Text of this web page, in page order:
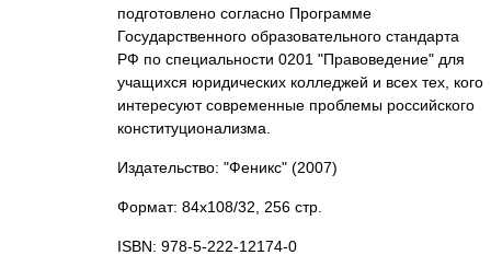
подготовлено согласно Программе
Государственного образовательного стандарта
РФ по специальности 0201 "Правоведение" для
учащихся юридических колледжей и всех тех, кого
интересуют современные проблемы российского
конституционализма.
Издательство: "Феникс" (2007)
Формат: 84x108/32, 256 стр.
ISBN: 978-5-222-12174-0